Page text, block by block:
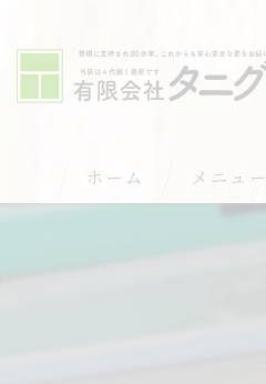
ホーム メニュー